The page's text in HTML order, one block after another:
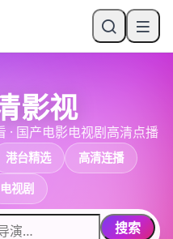
影视
· 国产电影电视剧高清点播
港台精选
高清连播
电视剧
搜索